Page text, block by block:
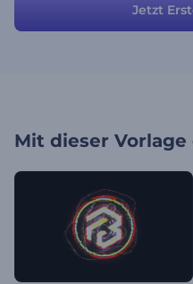
Jetzt
Mit dieser